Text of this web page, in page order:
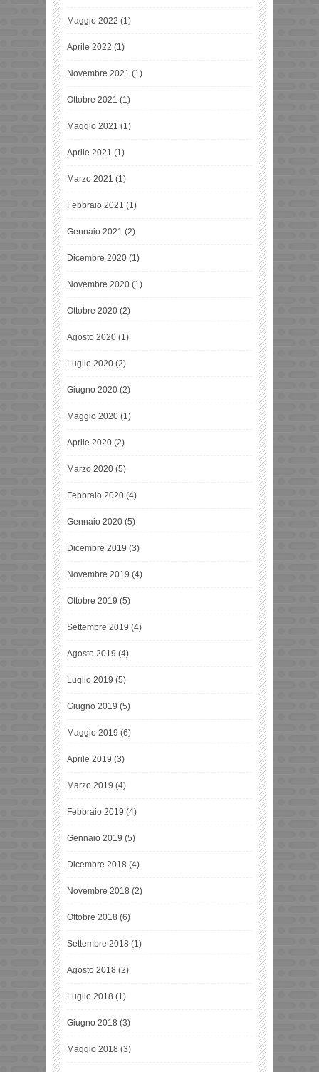
Maggio 2022 (1)
Aprile 2022 (1)
Novembre 2021 (1)
Ottobre 2021 (1)
Maggio 2021 (1)
Aprile 2021 (1)
Marzo 2021 (1)
Febbraio 2021 (1)
Gennaio 2021 (2)
Dicembre 2020 (1)
Novembre 2020 (1)
Ottobre 2020 (2)
Agosto 2020 (1)
Luglio 2020 (2)
Giugno 2020 (2)
Maggio 2020 (1)
Aprile 2020 (2)
Marzo 2020 (5)
Febbraio 2020 (4)
Gennaio 2020 (5)
Dicembre 2019 (3)
Novembre 2019 (4)
Ottobre 2019 (5)
Settembre 2019 (4)
Agosto 2019 (4)
Luglio 2019 (5)
Giugno 2019 (5)
Maggio 2019 (6)
Aprile 2019 (3)
Marzo 2019 (4)
Febbraio 2019 (4)
Gennaio 2019 (5)
Dicembre 2018 (4)
Novembre 2018 (2)
Ottobre 2018 (6)
Settembre 2018 (1)
Agosto 2018 (2)
Luglio 2018 (1)
Giugno 2018 (3)
Maggio 2018 (3)